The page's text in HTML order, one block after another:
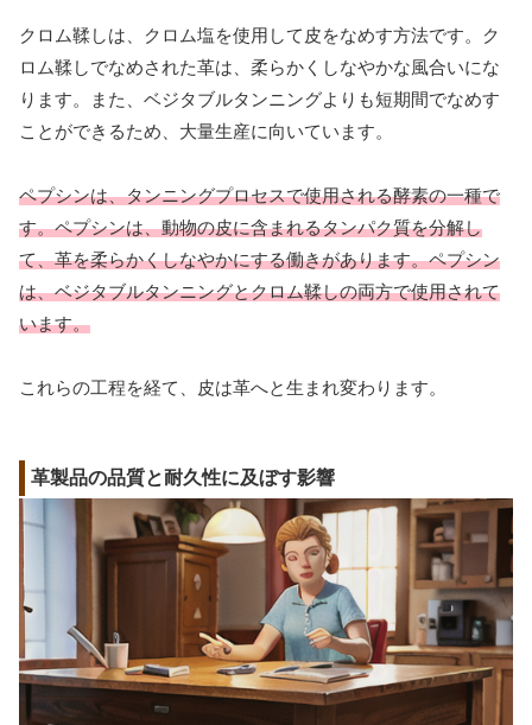
クロム鞣しは、クロム塩を使用して皮をなめす方法です。ク
ロム鞣しでなめされた革は、柔らかくしなやかな風合いにな
ります。また、ベジタブルタンニングよりも短期間でなめす
ことができるため、大量生産に向いています。
ペプシンは、タンニングプロセスで使用される酵素の一種で
す。ペプシンは、動物の皮に含まれるタンパク質を分解し
て、革を柔らかくしなやかにする働きがあります。ペプシン
は、ベジタブルタンニングとクロム鞣しの両方で使用されて
います。
これらの工程を経て、皮は革へと生まれ変わります。
革製品の品質と耐久性に及ぼす影響